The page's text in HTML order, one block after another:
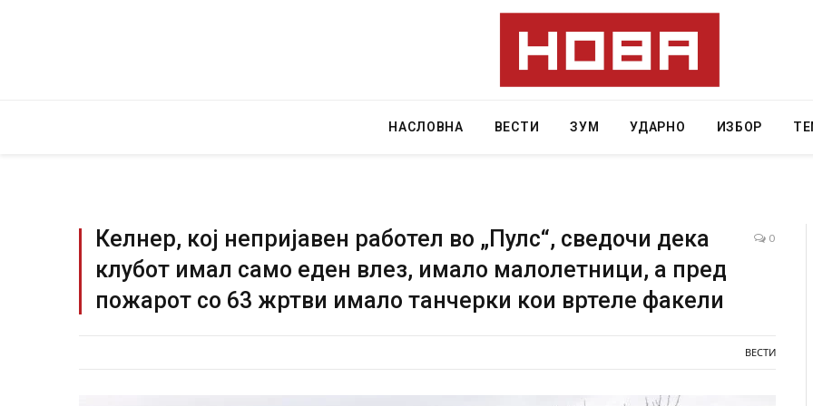
НАСЛОВНА ВЕСТИ ЗУМ УДАРНО ИЗБОР
Келнер, кој непријавен работел во „Пулс“, сведочи дека
клубот имал само еден влез, имало малолетници, а пред
пожарот со 63 жртви имало танчерки кои вртеле факели
0
ВЕСТИ
Уште двајца починаа од повредите во ресторан
во главниот град на Русуија – експлозивот бил
завиткан како роденденски подарок
Најмалку седум мртви во нападот врз
во Тајланд